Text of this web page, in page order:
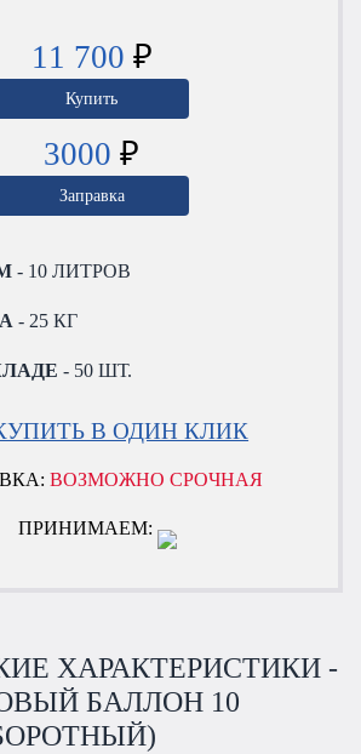
11 700 ₽
Купить
3000 ₽
Заправка
- 10 ЛИТРОВ
- 25 КГ
- 50 ШТ.
В ОДИН КЛИК
ВОЗМОЖНО СРОЧНАЯ
ПРИНИМАЕМ:
ХАРАКТЕРИСТИКИ -
БАЛЛОН 10